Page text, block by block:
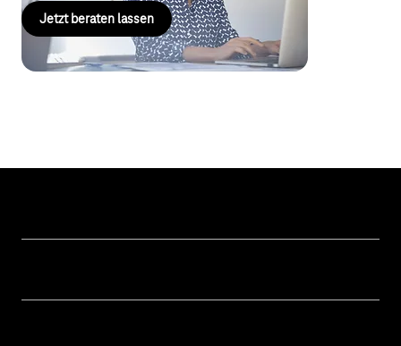
Jetzt beraten lassen